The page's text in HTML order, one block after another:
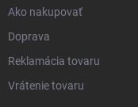
Ako nakupovať
Doprava
Reklamácia tovaru
Vrátenie tovaru